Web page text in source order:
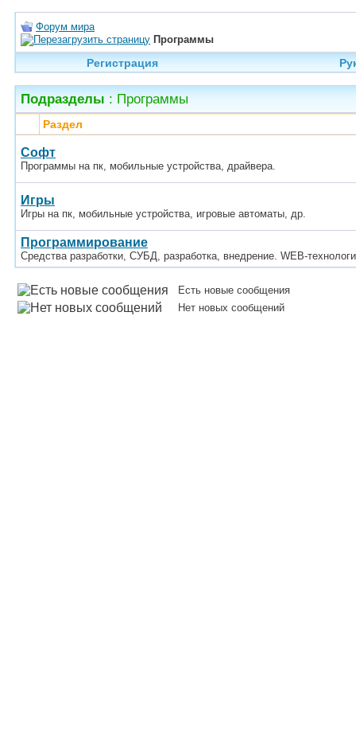
Форум мира
Программы
Регистрация
Подразделы : Программы
Раздел
Софт
Программы на пк, мобильные устройства, драйвера.
Игры
Игры на пк, мобильные устройства, игровые автоматы, др.
Программирование
Средства разработки, СУБД, разработка, внедрение. WEB-
Есть новые сообщения
Нет новых сообщений